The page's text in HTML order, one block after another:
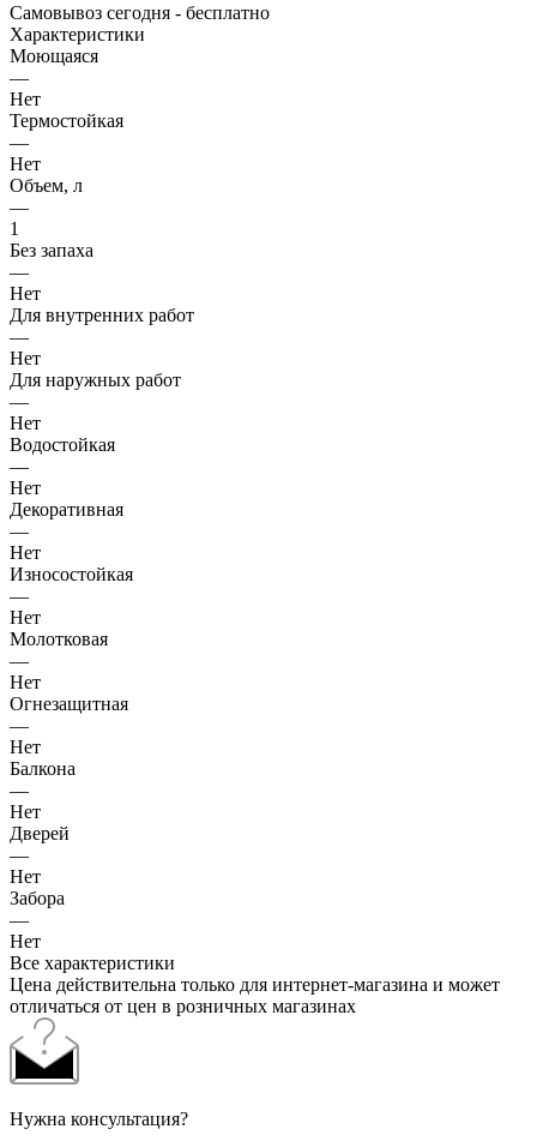
Самовывоз сегодня - бесплатно
Характеристики
Моющаяся
—
Нет
Термостойкая
—
Нет
Объем, л
—
1
Без запаха
—
Нет
Для внутренних работ
—
Нет
Для наружных работ
—
Нет
Водостойкая
—
Нет
Декоративная
—
Нет
Износостойкая
—
Нет
Молотковая
—
Нет
Огнезащитная
—
Нет
Балкона
—
Нет
Дверей
—
Нет
Забора
—
Нет
Все характеристики
Цена действительна только для интернет-магазина и может
отличаться от цен в розничных магазинах
Нужна консультация?